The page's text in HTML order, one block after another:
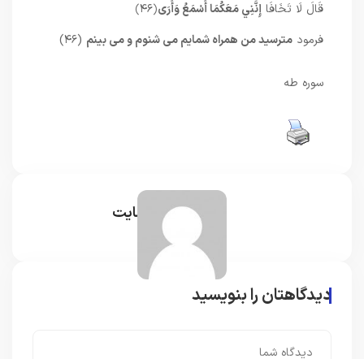
قَالَ لَا تَخَافَا إِنَّنِي مَعَكُمَا أَسْمَعُ وَأَرَى﴿۴۶﴾
فرمود مترسيد من همراه شمايم مى ‏شنوم و مى ‏بينم (۴۶)
سوره طه
مدیر سایت
دیدگاهتان را بنویسید